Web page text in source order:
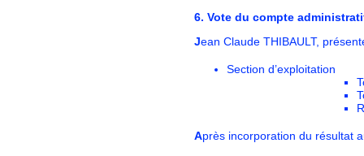
6. Vote du compte
Jean Claude THIBAULT,
Section d’exploitation
Après incorporation du résultat